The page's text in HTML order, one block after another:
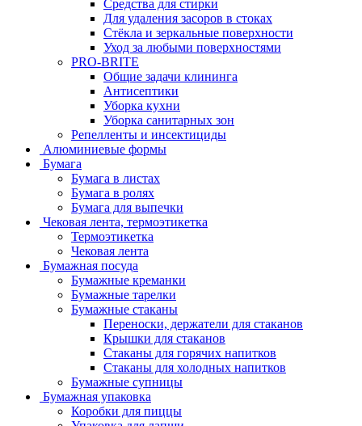
Средства для стирки
Для удаления засоров в стоках
Стёкла и зеркальные поверхности
Уход за любыми поверхностями
PRO-BRITE
Общие задачи клининга
Антисептики
Уборка кухни
Уборка санитарных зон
Репелленты и инсектициды
Алюминиевые формы
Бумага
Бумага в листах
Бумага в ролях
Бумага для выпечки
Чековая лента, термоэтикетка
Термоэтикетка
Чековая лента
Бумажная посуда
Бумажные креманки
Бумажные тарелки
Бумажные стаканы
Переноски, держатели для стаканов
Крышки для стаканов
Стаканы для горячих напитков
Стаканы для холодных напитков
Бумажные супницы
Бумажная упаковка
Коробки для пиццы